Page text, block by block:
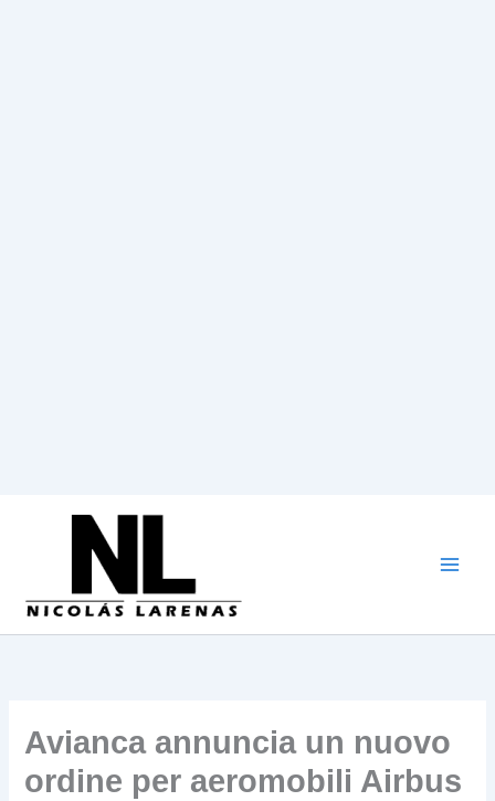
Avianca annuncia un nuovo
ordine per aeromobili Airbus